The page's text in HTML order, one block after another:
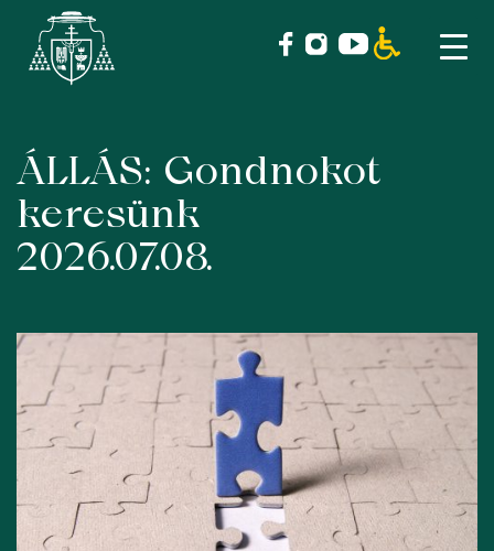
Skip
to
content
ÁLLÁS: Gondnokot
keresünk
2026.07.08.